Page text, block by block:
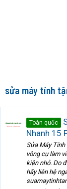
sửa máy tính
Toàn quốc
Nhanh 15
Sửa Máy Tính
vông cụ làm
kiện nhỏ. Do
hãy liên hệ